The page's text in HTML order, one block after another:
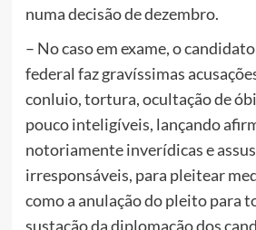
numa decisão de dezembro.
– No caso em exame, o
federal faz gravíssimas
conluio, tortura, ocultação de
pouco inteligíveis, lançando
notoriamente inverídicas e
irresponsáveis, para pleitear
como a anulação do pleito para
sustação da diplomação dos